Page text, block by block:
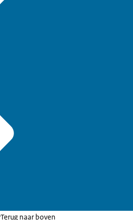
Terug naar boven